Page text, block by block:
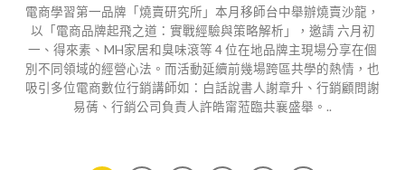
電商學習第一品牌「燒賣研究所」本月移師台中舉辦燒賣沙龍，
以「電商品牌起飛之道：實戰經驗與策略解析」，邀請 六月初
一、得來素、MH家居和臭味滾等 4 位在地品牌主現場分享在個
別不同領域的經營心法。而活動延續前幾場跨區共學的熱情，也
吸引多位電商數位行銷講師如：白話說書人謝章升、行銷顧問謝
易蒨、行銷公司負責人許皓甯蒞臨共襄盛舉。..